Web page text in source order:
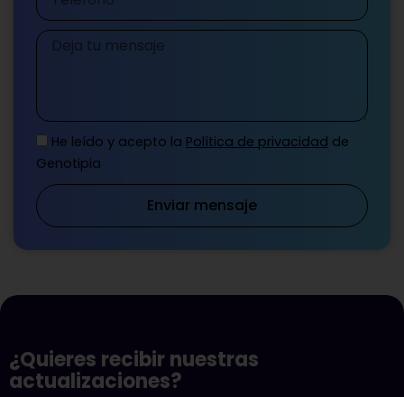
Mensaje
He leído y acepto la Política de privacidad de
Genotipia
Enviar mensaje
¿Quieres recibir nuestras
actualizaciones?